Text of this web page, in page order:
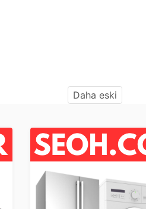
Daha eski